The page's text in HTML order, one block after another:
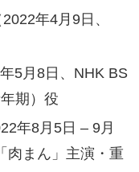
年4月9日、
5月8日、NHK BS
期）役
年8月5日 – 9月
肉まん」主演・重